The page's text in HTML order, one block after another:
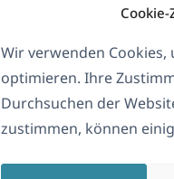
Wir verwenden
optimieren. Ihre
Durchsuchen der
zustimmen, können
DSGVO